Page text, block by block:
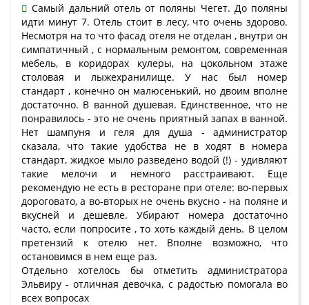
Самый дальний отель от поляны Чегет. До поляны
идти минут 7. Отель стоит в лесу, что очень здорово.
Несмотря на то что фасад отеля не отделан , внутри он
симпатичный , с нормальным ремонтом, современная
мебель, в коридорах кулеры, на цокольном этаже
столовая и лыжехранилище. У нас был номер
стандарт , конечно он малюсенький, но двоим вполне
достаточно. В ванной душевая. Единственное, что не
понравилось - это не очень приятный запах в ванной.
Нет шампуня и геля для душа - администратор
сказала, что такие удобства не в ходят в номера
стандарт, жидкое мыло разведено водой (!) - удивляют
такие мелочи и немного расстраивают. Еще
рекомендую не есть в ресторане при отеле: во-первых
дороговато, а во-вторых не очень вкусно - на поляне и
вкусней и дешевле. Убирают номера достаточно
часто, если попросите , то хоть каждый день. В целом
претензий к отелю нет. Вполне возможно, что
остановимся в нем еще раз.
Отдельно хотелось бы отметить администратора
Эльвиру - отличная девочка, с радостью помогала во
всех вопросах